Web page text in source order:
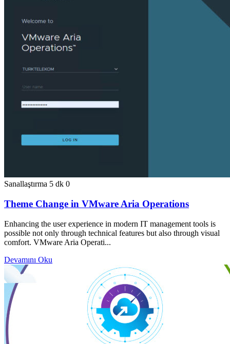
Sanallaştırma 5 dk 0
Theme Change in VMware Aria Operations
Enhancing the user experience in modern IT management tools is
possible not only through technical features but also through visual
comfort. VMware Aria Operati...
Devamını Oku